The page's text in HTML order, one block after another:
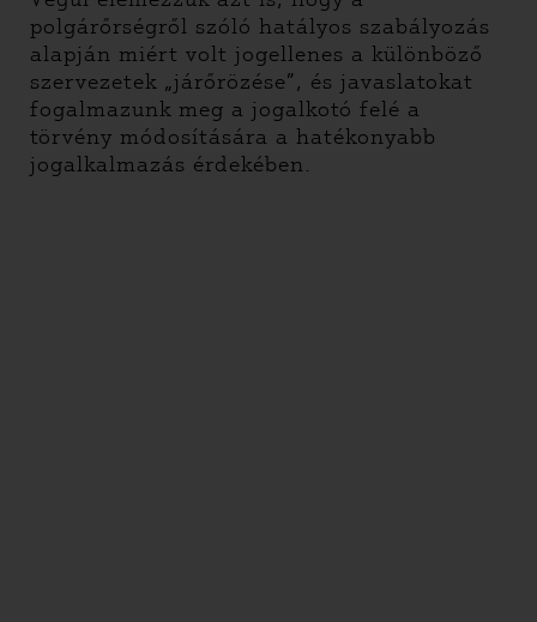
polgárőrségről szóló hatályos szabályozás
alapján miért volt jogellenes a különböző
szervezetek „járőrözése”, és javaslatokat
fogalmazunk meg a jogalkotó felé a
törvény módosítására a hatékonyabb
jogalkalmazás érdekében.